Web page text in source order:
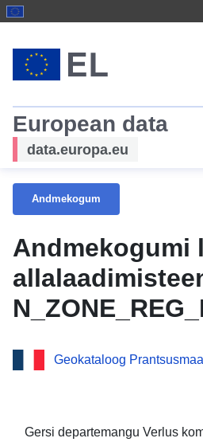
European data
data.europa.eu
Andmekogum
Andmekogumi
Geokataloog Prantsusmaa
Gersi departemangu Verlus